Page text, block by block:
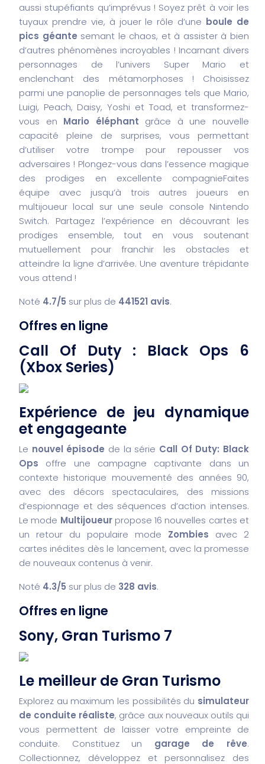
aussi stupéfiants qu’imprévus ! Soyez prêt à voir les
tuyaux prendre vie, à jouer le rôle d’une boule de
pics géante semant le chaos, et à assister à bien
d’autres phénomènes incroyables ! Incarnant divers
personnages de l’univers Super Mario et
enclenchant des métamorphoses ! Choisissez
parmi une panoplie de personnages tels que Mario,
Luigi, Peach, Daisy, Yoshi et Toad, et transformez-
vous en Mario éléphant grâce à une nouvelle
capacité pleine de surprises, vous permettant
d’utiliser votre trompe pour repousser vos
adversaires ! Plongez-vous dans l’essence magique
des prodiges en excellente compagnieFaites
équipe avec jusqu’à trois autres joueurs en
multijoueur local sur une seule console Nintendo
Switch. Partagez l’expérience en découvrant les
prodiges ensemble, tout en vous soutenant
mutuellement pour franchir les obstacles et
atteindre la ligne d’arrivée. Une aventure trépidante
vous attend !
Noté 4.7/5 sur plus de 441521 avis.
Offres en ligne
Call Of Duty : Black Ops 6
(Xbox Series)
Expérience de jeu dynamique
et engageante
Le nouvel épisode de la série Call Of Duty: Black
Ops offre une campagne captivante dans un
contexte historique mouvementé des années 90,
avec des décors spectaculaires, des missions
d’espionnage et des séquences d’action intenses.
Le mode Multijoueurpropose 16 nouvelles cartes et
un retour du populaire mode Zombies avec 2
cartes inédites dès le lancement, avec la promesse
de nouveaux contenus à venir.
Noté 4.3/5 sur plus de 328 avis.
Offres en ligne
Sony, Gran Turismo 7
Le meilleur de Gran Turismo
Explorez au maximum les possibilités du simulateur
de conduite réaliste, grâce aux nouveaux outils qui
vous permettent de laisser votre empreinte de
conduite. Constituez un garage de rêve.
Collectionnez, développez et personnalisez des